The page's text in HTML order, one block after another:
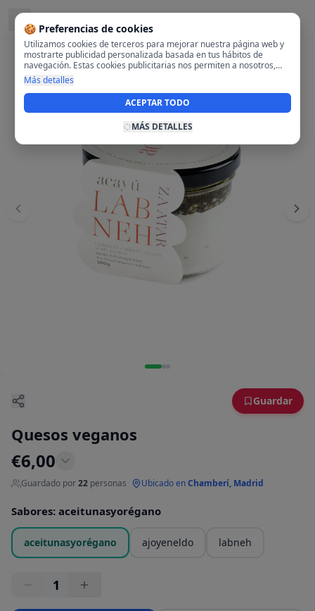
🍪 Preferencias de cookies
Utilizamos cookies de terceros para mejorar nuestra página web y
mostrarte publicidad personalizada basada en tus hábitos de
navegación. Estas cookies publicitarias nos permiten a nosotros,
analizar tu navegación en nuestra página y en internet para
mostrarte anuncios relevantes para ti. Al activarlas, aceptas el uso
de cookies para fines publicitarios y la recopilación y tratamiento de
tus datos de navegación, incluyendo la posible compartición de
Más detalles
ACEPTAR TODO
MÁS DETALLES
Guardar
Quesos veganos
€6,00
Guardado por22 personas Ubicado enChamberí, Madrid
Sabores: aceitunasyorégano
aceitunasyorégano ajoyeneldo labneh
1